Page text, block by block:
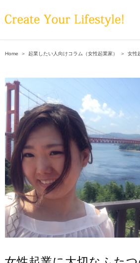
to
Home ＞ 起業したい人向けコラム（女性起業家） ＞ 女性